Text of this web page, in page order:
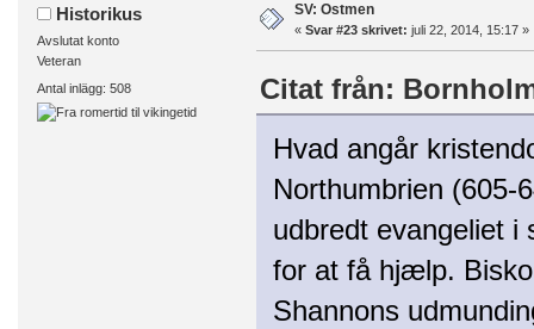
Historikus
Avslutat konto
Veteran
Antal inlägg: 508
SV: Ostmen
« Svar #23 skrivet: juli 22, 2014, 15:17 »
Citat från:
Hvad angår
Northumbrien (605-
udbredt evangeliet i
for at få hjælp.
Shannons